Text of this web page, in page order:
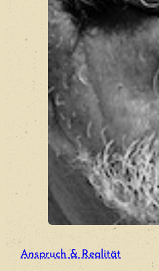
Anspruch & Realität